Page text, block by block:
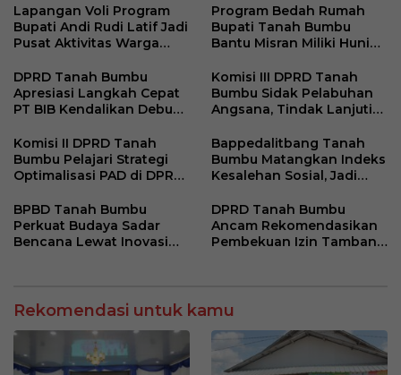
Integritas
Kembangkan Usaha
Lapangan Voli Program
Bupati Andi Rudi Latif Jadi
Pusat Aktivitas Warga
Program Bedah Rumah
Bupati Tanah Bumbu
Bantu Misran Miliki Hunian
di Rumah Singgah
DPRD Tanah Bumbu
Apresiasi Langkah Cepat
PT BIB Kendalikan Debu
Komisi III DPRD Tanah
Bumbu Sidak Pelabuhan
Angsana, Tindak Lanjuti
Komisi II DPRD Tanah
Bumbu Pelajari Strategi
Optimalisasi PAD di DPRD
Bappedalitbang Tanah
Bumbu Matangkan Indeks
Kesalehan Sosial, Jadi
Pembangunan Berbasis
Karakter
BPBD Tanah Bumbu
Perkuat Budaya Sadar
Bencana Lewat Inovasi
DPRD Tanah Bumbu
Ancam Rekomendasikan
Pembekuan Izin Tambang
Rekomendasi untuk kamu